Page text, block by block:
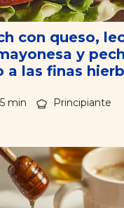
con queso,
y
a las finas
5 min Principiante